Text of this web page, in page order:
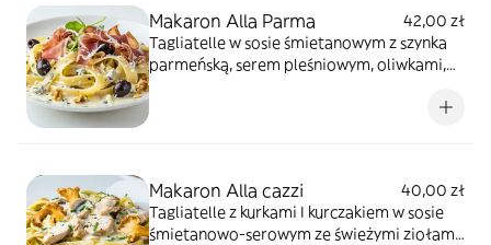
Makaron Alla Parma
42,00 zł
Tagliatelle w sosie śmietanowym z szynka
parmeńską, serem pleśniowym, oliwkami,
Makaron Alla cazzi
40,00 zł
Tagliatelle z kurkami I kurczakiem w sosie
śmietanowo-serowym ze świeżymi ziołami